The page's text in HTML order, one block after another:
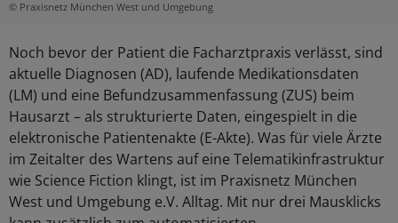
© Praxisnetz München West und Umgebung
Noch bevor der Patient die Facharztpraxis verlässt, sind
aktuelle Diagnosen (AD), laufende Medikationsdaten
(LM) und eine Befundzusammenfassung (ZUS) beim
Hausarzt – als strukturierte Daten, eingespielt in die
elektronische Patientenakte (E-Akte). Was für viele Ärzte
im Zeitalter des Wartens auf eine Telematikinfrastruktur
wie Science Fiction klingt, ist im Praxisnetz München
West und Umgebung e.V. Alltag. Mit nur drei Mausklicks